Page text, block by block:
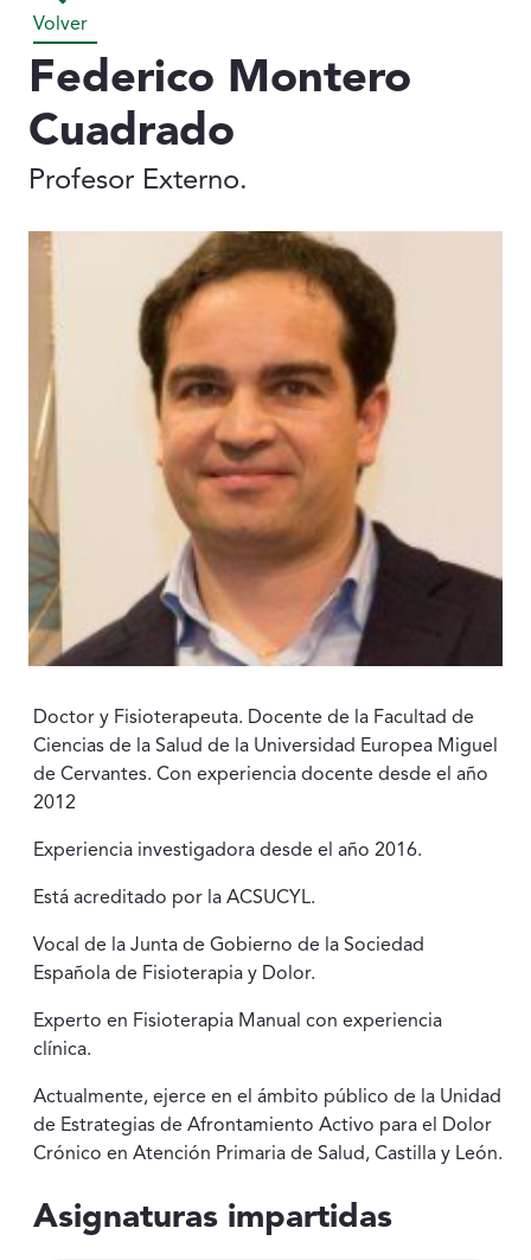
Volver
Federico Montero
Cuadrado
Profesor Externo.
Doctor y Fisioterapeuta. Docente de la Facultad de
Ciencias de la Salud de la Universidad Europea Miguel
de Cervantes. Con experiencia docente desde el año
2012
Experiencia investigadora desde el año 2016.
Está acreditado por la ACSUCYL.
Vocal de la Junta de Gobierno de la Sociedad
Española de Fisioterapia y Dolor.
Experto en Fisioterapia Manual con experiencia
clínica.
Actualmente, ejerce en el ámbito público de la Unidad
de Estrategias de Afrontamiento Activo para el Dolor
Crónico en Atención Primaria de Salud, Castilla y León.
Asignaturas impartidas